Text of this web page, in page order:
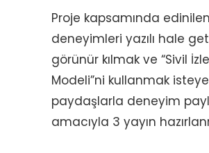
Proje kapsamında edinilen
deneyimleri yazılı hale
görünür kılmak ve “Sivil
Modeli”ni kullanmak
paydaşlarla deneyim
amacıyla 3 yayın